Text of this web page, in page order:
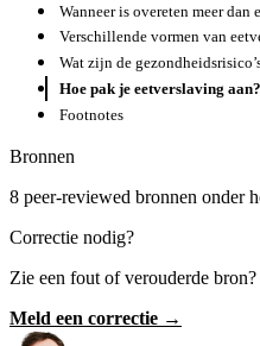
Wanneer is overeten meer dan
Verschillende vormen van
Wat zijn de
Hoe pak je eetverslaving aan?
Footnotes
Bronnen
8 peer-reviewed bronnen onder
Correctie nodig?
Zie een fout of verouderde
Meld een correctie →